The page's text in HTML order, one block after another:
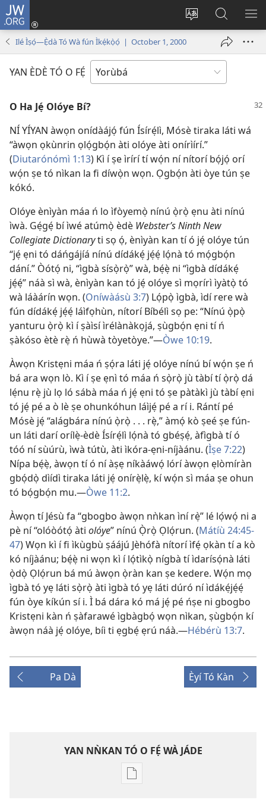
JW.ORG
Yí
pa
Wọlé
(opens
Wa
JW.ORG
Ilé Ìṣọ́—Ẹ̀dà Tó Wà fún Ìkẹ́kọ̀ọ́ | October 1, 2000
YAN ÈDÈ TÓ O FẸ́
O Ha Jẹ́ Olóye Bí?
NÍ YÍYAN àwọn onídàájọ́ fún Ísírẹ́lì, Mósè tiraka láti wá
“àwọn ọkùnrin ọlọ́gbọ́n àti olóye àti onírìírí.”
(Diutarónómì 1:13) Kì í ṣe ìrírí tí wọ́n ní nítorí bọ́jọ́ orí
wọ́n ṣe tó nìkan la fi díwọ̀n wọn. Ọgbọ́n àti òye tún ṣe
kókó.
Olóye ènìyàn máa ń lo ìfòyemọ̀ nínú ọ̀rọ̀ ẹnu àti nínú
ìwà. Gẹ́gẹ́ bí ìwé atúmọ̀ èdè Webster’s Ninth New
Collegiate Dictionaryti sọ ọ́, ènìyàn kan tí ó jẹ́ olóye tún
“jẹ́ ẹni tó dáńgájíá nínú dídákẹ́ jẹ́ẹ́ lọ́nà tó mọ́gbọ́n
dání.” Òótọ́ ni, “ìgbà sísọ̀rọ̀” wà, bẹ́ẹ̀ ni “ìgbà dídákẹ́
jẹ́ẹ́” náà sì wà, ènìyàn kan tó jẹ́ olóye sì mọrírì ìyàtọ̀ tó
wà láàárín wọn. (Oníwàásù 3:7) Lọ́pọ̀ ìgbà, ìdí rere wà
fún dídákẹ́ jẹ́ẹ́ láìfọhùn, nítorí Bíbélì sọ pe: “Nínú ọ̀pọ̀
yanturu ọ̀rọ̀ kì í ṣàìsí ìrélànàkọjá, ṣùgbọ́n ẹni tí ń
ṣàkóso ètè rẹ̀ ń hùwà tòyetòye.”—Òwe 10:19.
Àwọn Kristẹni máa ń ṣọ́ra láti jẹ́ olóye nínú bí wọ́n ṣe ń
bá ara wọn lò. Kì í ṣe ẹnì tó máa ń sọ̀rọ̀ jù tàbí tí ọ̀rọ̀ dá
lẹ́nu rẹ̀ jù lọ ló sábà máa ń jẹ́ ẹni tó ṣe pàtàkì jù tàbí ẹni
tó jẹ́ pé a ò lè ṣe ohunkóhun láìjẹ́ pé a rí i. Rántí pé
Mósè jẹ́ “alágbára nínú ọ̀rọ̀ . . . rẹ̀,” àmọ́ kò ṣeé ṣe fún-
un láti darí orílẹ̀-èdè Ísírẹ́lì lọ́nà tó gbéṣẹ́, àfìgbà tí ó
tóó ní sùúrù, ìwà tútù, àti ìkóra-ẹni-níjàánu. (Ìṣe 7:22)
Nípa bẹ́ẹ̀, àwọn tí ó ní àṣẹ níkàáwọ́ lórí àwọn ẹlòmíràn
gbọ́dọ̀ dìídì tiraka láti jẹ́ onírẹ̀lẹ̀, kí wọ́n sì máa ṣe ohun
tó bọ́gbọ́n mu.—Òwe 11:2.
Àwọn tí Jésù fa “gbogbo àwọn nǹkan ìní rẹ̀” lé lọ́wọ́ ni a
pè ní “olóòótọ́ àti olóye” nínú Ọ̀rọ̀ Ọlọ́run. (Mátíù 24:45-
47) Wọn kì í fi ìkùgbù ṣáájú Jèhófà nítorí ìfẹ́ ọkàn tí a kò
kó níjàánu; bẹ́ẹ̀ ni wọn kì í lọ́tìkọ̀ nígbà tí ìdarísọ́nà láti
ọ̀dọ̀ Ọlọ́run bá mú àwọn ọ̀ràn kan ṣe kedere. Wọ́n mọ
ìgbà tó yẹ láti sọ̀rọ̀ àti ìgbà tó yẹ láti dúró ní ìdákẹ́jẹ́ẹ́
fún òye kíkún sí i. Ì bá dára kó má jẹ́ pé ńṣe ni gbogbo
Kristẹni kàn ń ṣàfarawé ìgbàgbọ́ wọn nìkan, ṣùgbọ́n kí
àwọn náà jẹ́ olóye, bíi ti ẹgbẹ́ ẹrú náà.—Hébérù 13:7.
Pa Dà Èyí Tó Kàn
YAN NǸKAN TÓ O FẸ́ WÀ JÁDE
Bó